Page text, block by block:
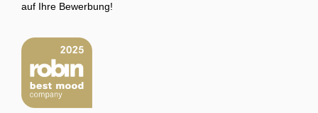
auf Ihre Bewerbung!